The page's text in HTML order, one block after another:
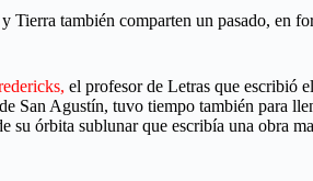
también comparten un pasado, en
, el profesor de Letras que escribió
de San Agustín, tuvo tiempo también para
su órbita sublunar que escribía una obra